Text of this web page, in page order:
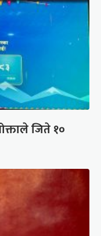
जिते १०